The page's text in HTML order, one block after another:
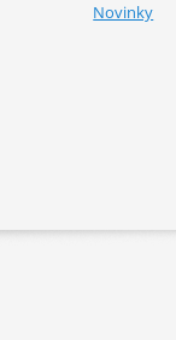
Novinky